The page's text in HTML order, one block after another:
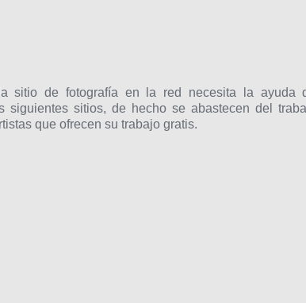
sitio de fotografía en la red necesita la ayuda
siguientes sitios, de hecho se abastecen del
que ofrecen su trabajo gratis.